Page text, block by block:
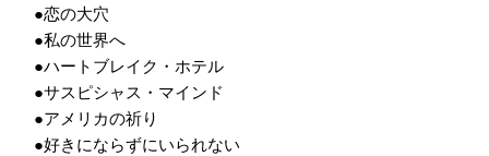
●恋の大穴
●私の世界へ
●ハートブレイク・ホテル
●サスピシャス・マインド
●アメリカの祈り
●好きにならずにいられない